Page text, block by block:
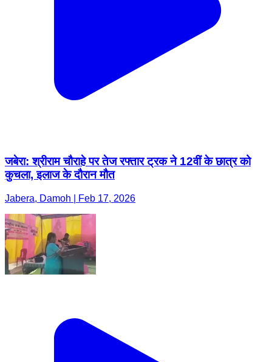
जबेरा: श्रीराम चौराहे पर तेज रफ्तार ट्रक ने 12वीं के छात्र को
कुचला, इलाज के दौरान मौत
Jabera, Damoh | Feb 17, 2026